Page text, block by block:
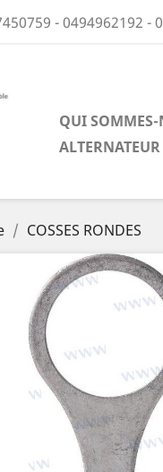
- 0494962192 -
QUI SOMMES-
COSSES RONDES